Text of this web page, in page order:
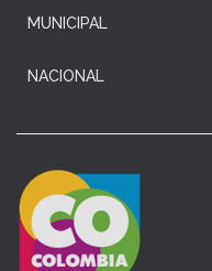
MUNICIPAL
NACIONAL